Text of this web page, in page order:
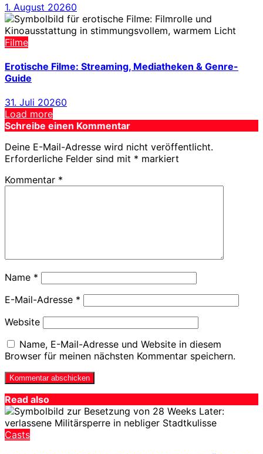
1. August 20260
Filme
Erotische Filme: Streaming, Mediatheken & Genre-
Guide
31. Juli 20260
Load more
Schreibe einen Kommentar
Deine E-Mail-Adresse wird nicht veröffentlicht.
Erforderliche Felder sind mit * markiert
Kommentar *
Name *
E-Mail-Adresse *
Website
Name, E-Mail-Adresse und Website in diesem
Browser für meinen nächsten Kommentar speichern.
Read also
Casts